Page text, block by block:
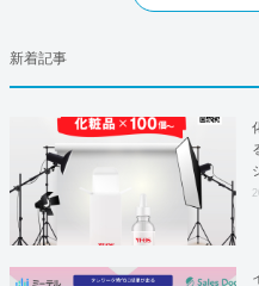
新着記事